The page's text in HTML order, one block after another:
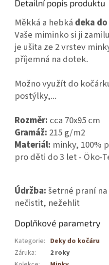
Detailní popis produktu
Měkká a hebká deka
Vaše miminko si ji
je ušita ze 2 vrstev
příjemná na dotek.
Možno využít do
postýlky,...
Rozměr: cca 70x95 cm
Gramáž: 215 g/m2
Materiál: minky, 100%
pro děti do 3 let - Öko-
Údržba:šetrné praní
nečistit, nežehlit
Doplňkové parametry
Kategorie: Deky do kočáru
Záruka:
2 roky